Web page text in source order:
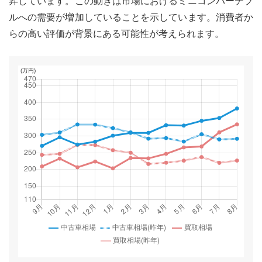
ルへの需要が増加していることを示しています。消費者か
らの高い評価が背景にある可能性が考えられます。